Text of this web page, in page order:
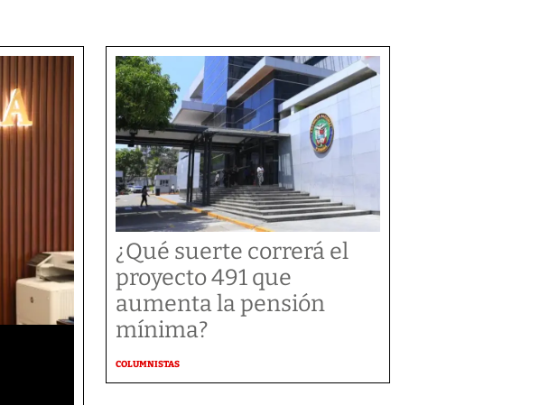
¿Qué suerte correrá el
proyecto 491 que
aumenta la pensión
mínima?
COLUMNISTAS